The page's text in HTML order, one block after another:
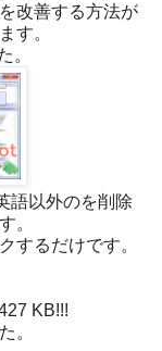
改善する方法が
す。
。
語以外のを削除
。
するだけです。
KB!!!
。